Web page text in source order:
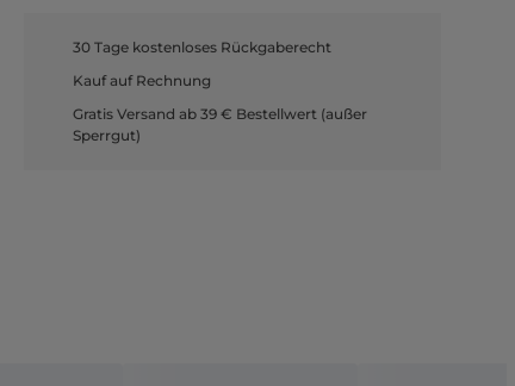
30 Tage kostenloses Rückgaberecht
Kauf auf Rechnung
Gratis Versand ab 39 € Bestellwert (außer
Sperrgut)